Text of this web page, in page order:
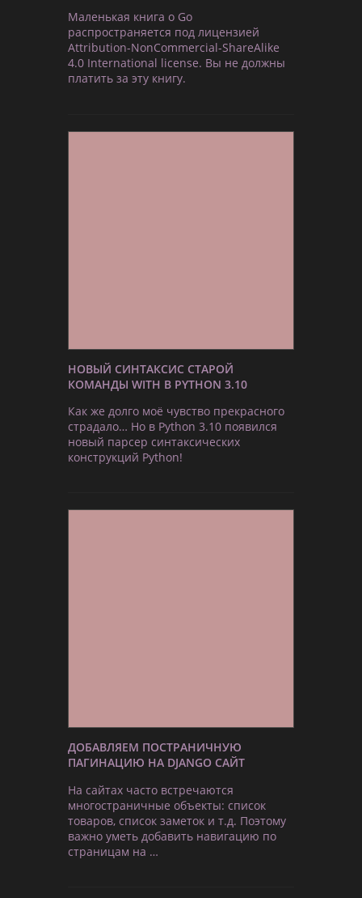
Маленькая книга о Go
распространяется под лицензией
Attribution-NonCommercial-ShareAlike
4.0 International license. Вы не должны
платить за эту книгу.
НОВЫЙ СИНТАКСИС СТАРОЙ
КОМАНДЫ WITH В PYTHON 3.10
Как же долго моё чувство прекрасного
страдало… Но в Python 3.10 появился
новый парсер синтаксических
конструкций Python!
ДОБАВЛЯЕМ ПОСТРАНИЧНУЮ
ПАГИНАЦИЮ НА DJANGO САЙТ
На сайтах часто встречаются
многостраничные объекты: список
товаров, список заметок и т.д. Поэтому
важно уметь добавить навигацию по
страницам на …